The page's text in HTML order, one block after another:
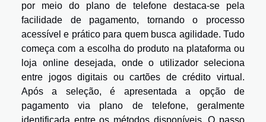
por meio do plano de telefone destaca-se pela
facilidade de pagamento, tornando o processo
acessível e prático para quem busca agilidade. Tudo
começa com a escolha do produto na plataforma ou
loja online desejada, onde o utilizador seleciona
entre jogos digitais ou cartões de crédito virtual.
Após a seleção, é apresentada a opção de
pagamento via plano de telefone, geralmente